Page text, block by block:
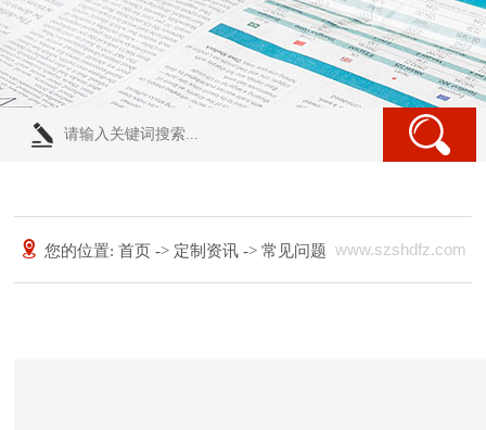
您的位置:首页-> 定制资讯 ->常见问题 www.szshdfz.com